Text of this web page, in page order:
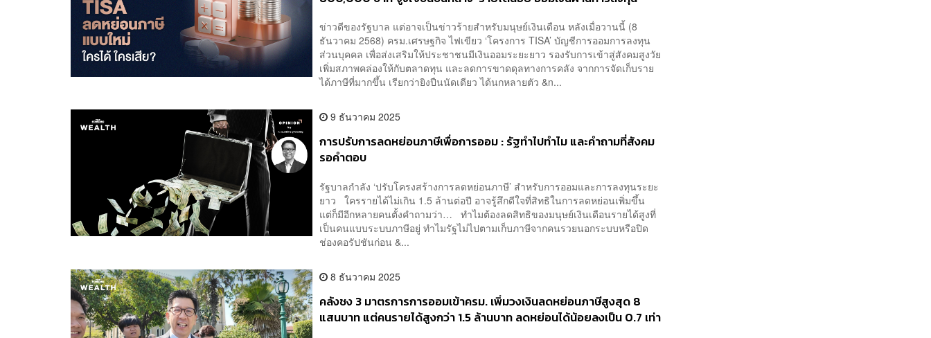
ข่าวดีของรัฐบาล แต่อาจเป็นข่าวร้ายสำหรับมนุษย์เงินเดือน หลังเมื่อวานนี้ (8
ธันวาคม 2568) ครม.เศรษฐกิจ ไฟเขียว ‘โครงการ TISA’ บัญชีการออมการลงทุน
ส่วนบุคคล เพื่อส่งเสริมให้ประชาชนมีเงินออมระยะยาว รองรับการเข้าสู่สังคมสูงวัย
เพิ่มสภาพคล่องให้กับตลาดทุน และลดการขาดดุลทางการคลัง จากการจัดเก็บราย
ได้ภาษีที่มากขึ้น เรียกว่ายิงปืนนัดเดียว ได้นกหลายตัว &n...
9 ธันวาคม 2025
การปรับการลดหย่อนภาษีเพื่อการออม : รัฐทำไปทำไม และคำถามที่สังคม
รอคำตอบ
รัฐบาลกำลัง ‘ปรับโครงสร้างการลดหย่อนภาษี’ สำหรับการออมและการลงทุนระยะ
ยาว ใครรายได้ไม่เกิน 1.5 ล้านต่อปี อาจรู้สึกดีใจที่สิทธิในการลดหย่อนเพิ่มขึ้น
แต่ก็มีอีกหลายคนตั้งคำถามว่า… ทำไมต้องลดสิทธิของมนุษย์เงินเดือนรายได้สูงที่
เป็นคนแบบระบบภาษีอยู่ ทำไมรัฐไม่ไปตามเก็บภาษีจากคนรวยนอกระบบหรือปิด
ช่องคอรัปชันก่อน &...
8 ธันวาคม 2025
คลังชง 3 มาตรการการออมเข้าครม. เพิ่มวงเงินลดหย่อนภาษีสูงสุด 8
แสนบาท แต่คนรายได้สูงกว่า 1.5 ล้านบาท ลดหย่อนได้น้อยลงเป็น 0.7 เท่า